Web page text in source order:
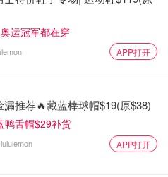
了跨境支付的桥梁，这对于
融机构尤其有吸引力。Ripple
行的持续关注，XRP 在这些
价的价格时，可以发现外部
运冠军都在穿
APP打开
漏推荐🔥藏蓝棒球帽$19(原$38)
鸭舌帽$29补货
lululemon APP打开